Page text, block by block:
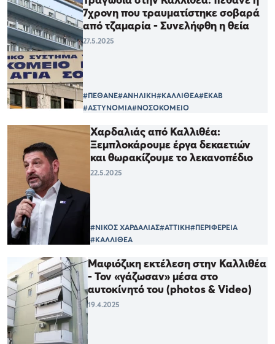
7χρονη που τραυματίστηκε σοβαρά
από τζαμαρία - Συνελήφθη η θεία
27.5.2025
#ΠΕΘΑΝΕ#ΑΝΗΛΙΚΗ#ΚΑΛΛΙΘΕΑ#ΕΚΑΒ
#ΑΣΤΥΝΟΜΙΑ#ΝΟΣΟΚΟΜΕΙΟ
Χαρδαλιάς από Καλλιθέα:
Ξεμπλοκάρουμε έργα δεκαετιών
και θωρακίζουμε το λεκανοπέδιο
22.5.2025
#ΝΙΚΟΣ ΧΑΡΔΑΛΙΑΣ#ΑΤΤΙΚΗ#ΠΕΡΙΦΕΡΕΙΑ
#ΚΑΛΛΙΘΕΑ
Μαφιόζικη εκτέλεση στην Καλλιθέα
- Τον «γάζωσαν» μέσα στο
αυτοκίνητό του (photos & Video)
19.4.2025